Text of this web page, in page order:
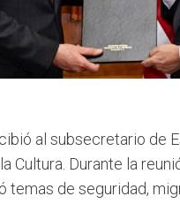
al subsecretario de
Cultura. Durante la
temas de seguridad,